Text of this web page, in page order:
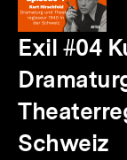
Exil #04
Schweiz